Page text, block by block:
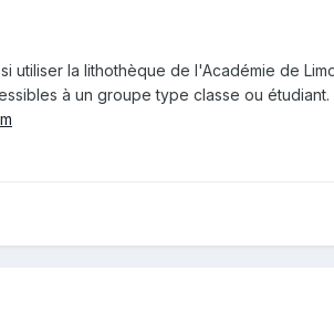
utiliser la lithothèque de l'Académie de
à un groupe type classe ou étudiant.